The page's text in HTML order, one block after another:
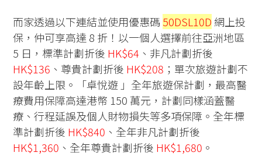
而家透過以下連結並使用優惠碼 50DSL10D 網上投
保，仲可享高達 8 折！以一個人選擇前往亞洲地區
5 日，標準計劃折後 HK$64 、非凡計劃折後
HK$136 、尊貴計劃折後 HK$208 ；單次旅遊計劃不
設年齡上限。「卓悅遊 」全年旅遊保計劃，最高醫
療費用保障高達港幣 150 萬元，計劃同樣涵蓋醫
療、行程延誤及個人財物損失等多項保障。全年標
準計劃折後 HK$840 、全年非凡計劃折後
HK$1,360 、全年尊貴計劃折後 HK$1,680 。